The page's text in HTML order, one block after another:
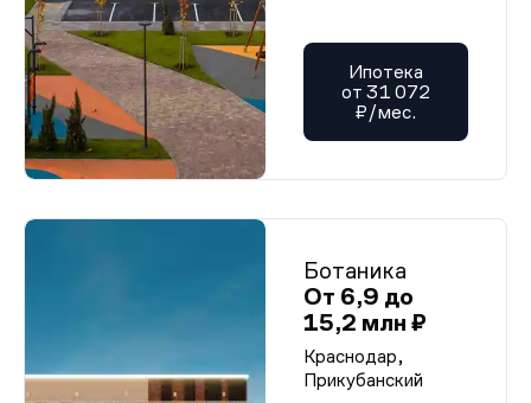
Ипотека
от 31 072
₽/мес.
Ботаника
От 6,9 до
15,2 млн ₽
Краснодар,
Прикубанский